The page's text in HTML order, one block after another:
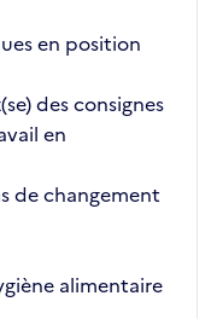
en position
des consignes
en
de changement
alimentaire